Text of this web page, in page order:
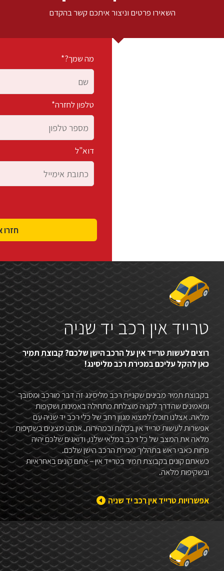
השאירו פרטים וניצור איתכם קשר בהקדם
מה שמך?*
טלפון לחזרה*
דוא"ל
טרייד אין רכב יד שניה
רוצים לעשות טרייד אין על הרכב הישן שלכם? קבוצת תמיר
כאן להקל עליכם במכירת רכב מליסינג!
בקבוצת תמיר מבינים שקניית רכב מליסינג זה דבר מורכב ומסובך
ומאמינים שהדרך לקניה מוצלחת מתחילה באמינות ושקיפות
מלאה. אצלנו תוכלו למצוא מגוון רחב של כלי רכב יד שניה עם
אפשרות לעשות טרייד אין בקלות ובמהירות. אנחנו מציגים בשקיפות
מלאה את המצב של כל רכב במלאי שלנו, ודואגים שלכם יהיה
פחות כאבי ראש בתהליך מכירת הרכב הישן שלכם.
כשאתם קונים בקבוצת תמיר בטרייד אין – אתם קונים באחראיות
ובשקיפות מלאה.
אפשרויות טרייד אין רכב יד שניה